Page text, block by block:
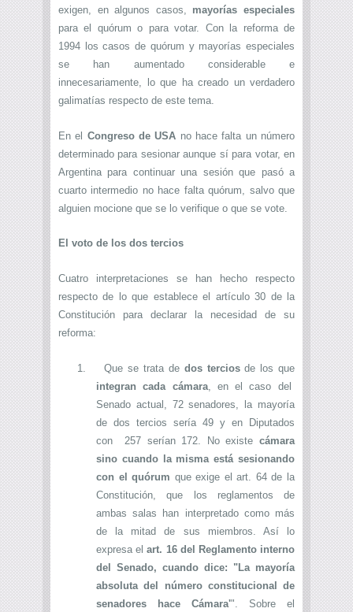
exigen, en algunos casos, mayorías especiales
para el quórum o para votar. Con la reforma de
1994 los casos de quórum y mayorías especiales
se han aumentado considerable e
innecesariamente, lo que ha creado un verdadero
galimatías respecto de este tema.
En el Congreso de USA no hace falta un número
determinado para sesionar aunque sí para votar, en
Argentina para continuar una sesión que pasó a
cuarto intermedio no hace falta quórum, salvo que
alguien mocione que se lo verifique o que se vote.
El voto de los dos tercios
Cuatro interpretaciones se han hecho respecto
respecto de lo que establece el artículo 30 de la
Constitución para declarar la necesidad de su
reforma:
1. Que se trata de dos terciosde los que
integran cada cámara, en el caso del
Senado actual, 72 senadores, la mayoría
de dos tercios sería 49 y en Diputados
con 257 serían 172.
No existecámara
sino cuando la misma está sesionando
con el quórum que exige el art. 64 de la
Constitución, que los reglamentos de
ambas salas han interpretado como más
de la mitad de sus miembros. Así lo
expresa elart. 16 del Reglamento interno
del Senado, cuando dice: "La mayoría
absoluta del número constitucional de
senadores hace Cámara'". Sobre el